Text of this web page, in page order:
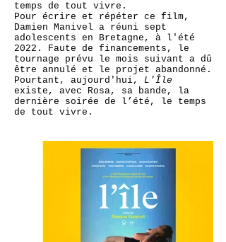
temps de tout vivre.
Pour écrire et répéter ce film,
Damien Manivel a réuni sept
adolescents en Bretagne, à l'été
2022. Faute de financements, le
tournage prévu le mois suivant a dû
être annulé et le projet abandonné.
Pourtant, aujourd'hui, L'Île
existe, avec Rosa, sa bande, la
dernière soirée de l’été, le temps
de tout vivre.